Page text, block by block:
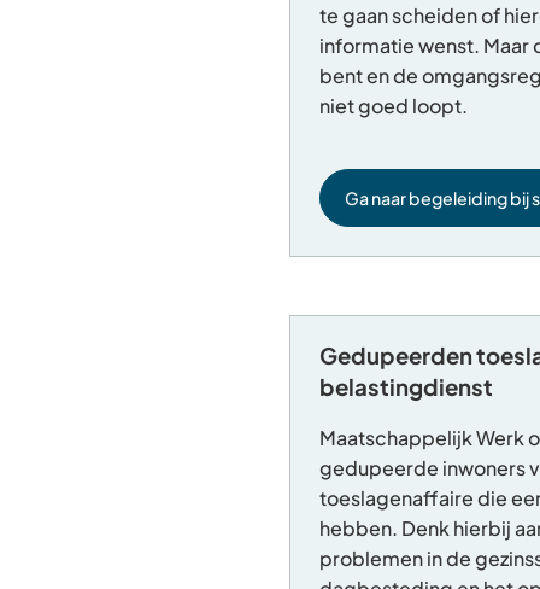
te gaan scheiden of
informatie wenst. Maar
bent en de
niet goed loopt.
Ga naar begeleiding bij
Gedupeerden
belastingdienst
Maatschappelijk Werk
gedupeerde inwoners
toeslagenaffaire die
hebben. Denk hierbij
problemen in de